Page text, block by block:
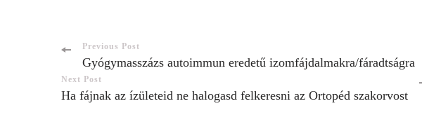
Previous Post
Gyógymasszázs autoimmun eredetű izomfájdalmakra/fáradtságra
Next Post
Ha fájnak az ízületeid ne halogasd felkeresni az Ortopéd szakorvost